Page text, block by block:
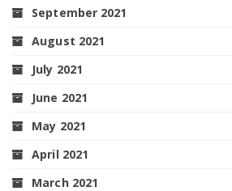
September 2021
August 2021
July 2021
June 2021
May 2021
April 2021
March 2021